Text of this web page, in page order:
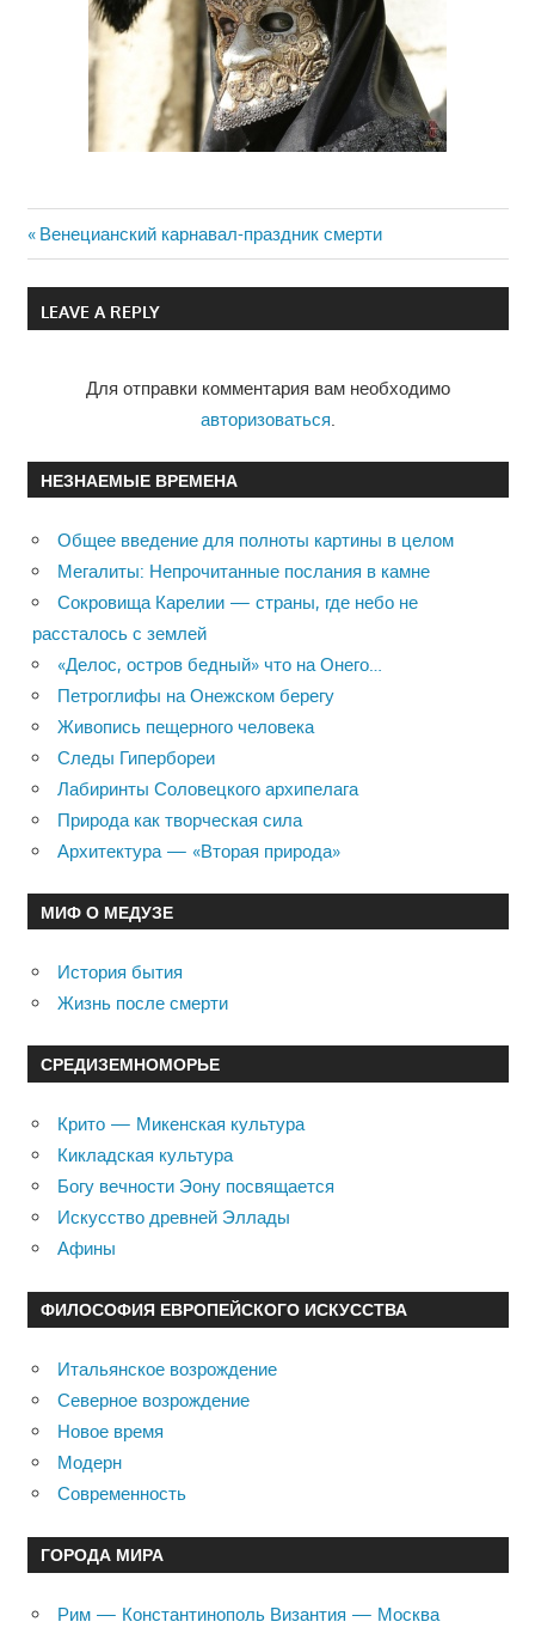
Навигация
по
Previous
Post:
Венецианский карнавал-праздник смерти
LEAVE A REPLY
Для отправки комментария вам необходимо
авторизоваться
НЕЗНАЕМЫЕ ВРЕМЕНА
Общее введение для полноты картины в целом
Мегалиты: Непрочитанные послания в камне
Сокровища Карелии — страны, где небо не
рассталось с землей
«Делос, остров бедный» что на Онего…
Петроглифы на Онежском берегу
Живопись пещерного человека
Следы Гипербореи
Лабиринты Соловецкого архипелага
Природа как творческая сила
Архитектура — «Вторая природа»
МИФ О МЕДУЗЕ
История бытия
Жизнь после смерти
СРЕДИЗЕМНОМОРЬЕ
Крито — Микенская культура
Кикладская культура
Богу вечности Эону посвящается
Искусство древней Эллады
Афины
ФИЛОСОФИЯ ЕВРОПЕЙСКОГО ИСКУССТВА
Итальянское возрождение
Северное возрождение
Новое время
Модерн
Современность
ГОРОДА МИРА
Рим — Константинополь Византия — Москва